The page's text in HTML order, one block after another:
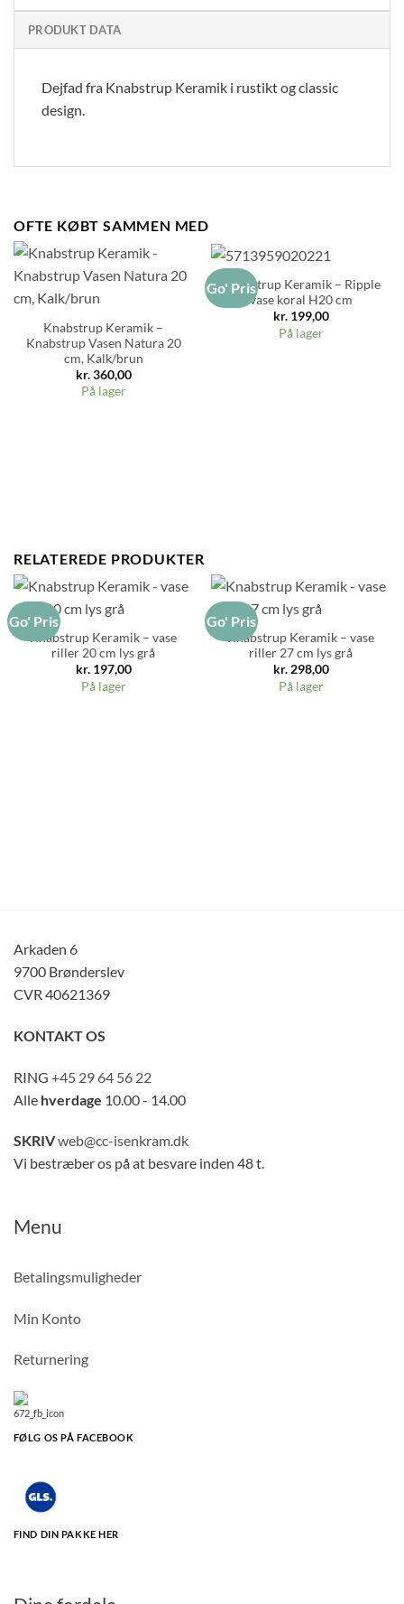
PRODUKT DATA
Dejfad fra Knabstrup Keramik i rustikt og classic
design.
OFTE KØBT SAMMEN MED
Knabstrup Keramik –
Knabstrup Vasen Natura 20
cm, Kalk/brun
kr.360,00
På lager
Go' Pris
Knabstrup Keramik – Ripple
vase koral H20 cm
kr.199,00
På lager
RELATEREDE PRODUKTER
Go' Pris
Knabstrup Keramik – vase
riller 20 cm lys grå
kr.197,00
På lager
Go' Pris
Knabstrup Keramik – vase
riller 27 cm lys grå
kr.298,00
På lager
Arkaden 6
9700 Brønderslev
CVR 40621369
KONTAKT OS
RING +45 29 64 56 22
Alle hverdage 10.00 - 14.00
SKRIVweb@cc-isenkram.dk
Vi bestræber os på at besvare inden 48 t.
Menu
Betalingsmuligheder
Min Konto
Returnering
FØLG OS PÅ FACEBOOK
FIND DIN PAKKE HER